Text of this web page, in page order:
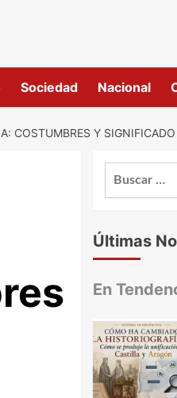
Sociedad Nacional
COSTUMBRES Y SIGNIFICADO
Últimas
En